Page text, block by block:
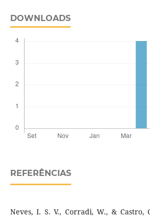
DOWNLOADS
REFERÊNCIAS
Neves, I. S. V., Corradi, W., & Castro,